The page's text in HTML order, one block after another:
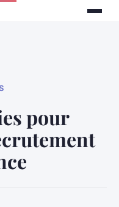
pour